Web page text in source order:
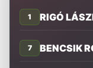
1 RIGÓ
7 BENCSIK